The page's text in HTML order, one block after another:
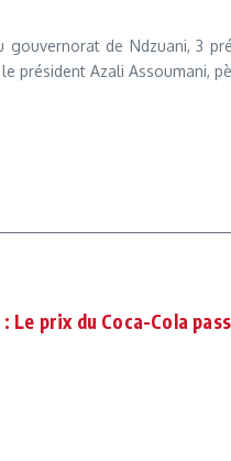
de Ndzuani, 3
président Azali Assoumani,
Le prix du Coca-Cola